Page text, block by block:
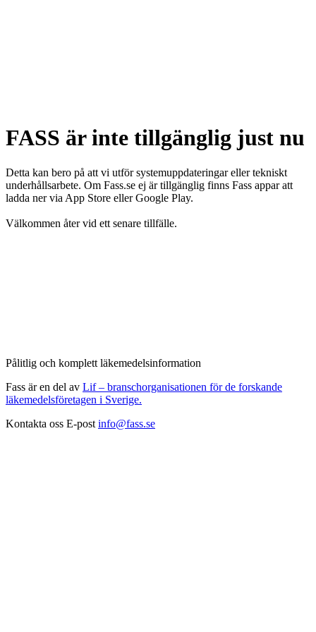
FASS är inte tillgänglig just nu
Detta kan bero på att vi utför systemuppdateringar eller tekniskt
underhållsarbete. Om Fass.se ej är tillgänglig finns Fass appar att
ladda ner via App Store eller Google Play.
Välkommen åter vid ett senare tillfälle.
Pålitlig och komplett läkemedelsinformation
Fass är en del av Lif – branschorganisationen för de forskande
läkemedelsföretagen i Sverige.
Kontakta oss E-post info@fass.se